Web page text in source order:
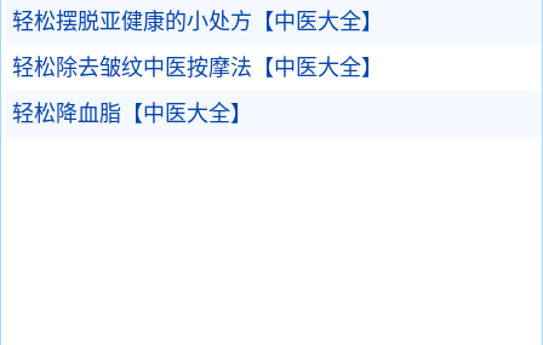
轻松摆脱亚健康的小处方【中医大全】
轻松除去皱纹中医按摩法【中医大全】
轻松降血脂【中医大全】